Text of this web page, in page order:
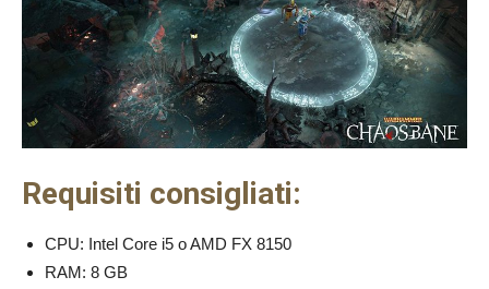
Requisiti consigliati:
CPU: Intel Core i5 o AMD FX 8150
RAM: 8 GB